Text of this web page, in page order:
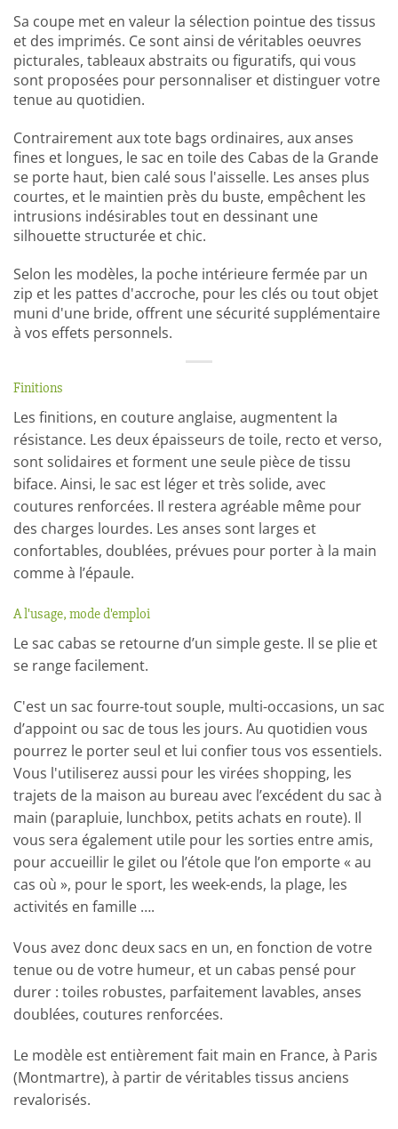
Sa coupe met en valeur la sélection pointue des tissus
et des imprimés. Ce sont ainsi de véritables oeuvres
picturales, tableaux abstraits ou figuratifs, qui vous
sont proposées pour personnaliser et distinguer votre
tenue au quotidien.
Contrairement aux tote bags ordinaires, aux anses
fines et longues, le sac en toile des Cabas de la Grande
se porte haut, bien calé sous l'aisselle. Les anses plus
courtes, et le maintien près du buste, empêchent les
intrusions indésirables tout en dessinant une
silhouette structurée et chic.
Selon les modèles, la poche intérieure fermée par un
zip et les pattes d'accroche, pour les clés ou tout objet
muni d'une bride, offrent une sécurité supplémentaire
à vos effets personnels.
Finitions
Les finitions, en couture anglaise, augmentent la
résistance. Les deux épaisseurs de toile, recto et verso,
sont solidaires et forment une seule pièce de tissu
biface. Ainsi, le sac est léger et très solide, avec
coutures renforcées. Il restera agréable même pour
des charges lourdes. Les anses sont larges et
confortables, doublées, prévues pour porter à la main
comme à l’épaule.
A l'usage, mode d'emploi
Le sac cabas se retourne d’un simple geste. Il se plie et
se range facilement.
C'est un sac fourre-tout souple, multi-occasions, un sac
d’appoint ou sac de tous les jours. Au quotidien vous
pourrez le porter seul et lui confier tous vos essentiels.
Vous l'utiliserez aussi pour les virées shopping, les
trajets de la maison au bureau avec l’excédent du sac à
main (parapluie, lunchbox, petits achats en route). Il
vous sera également utile pour les sorties entre amis,
pour accueillir le gilet ou l’étole que l’on emporte « au
cas où », pour le sport, les week-ends, la plage, les
activités en famille ….
Vous avez donc deux sacs en un, en fonction de votre
tenue ou de votre humeur, et un cabas pensé pour
durer : toiles robustes, parfaitement lavables, anses
doublées, coutures renforcées.
Le modèle est entièrement fait main en France, à Paris
(Montmartre), à partir de véritables tissus anciens
revalorisés.